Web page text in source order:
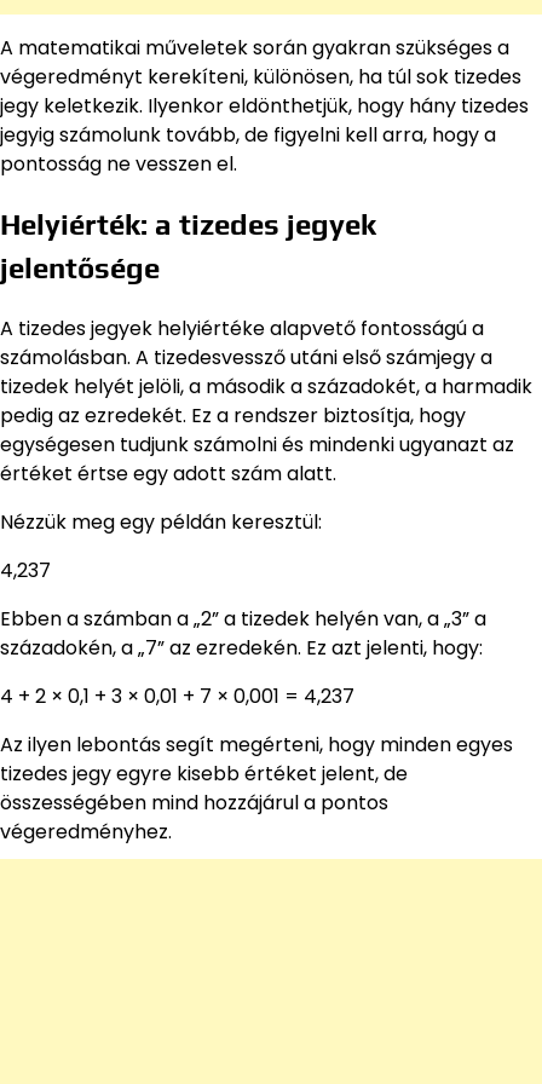
A matematikai műveletek során gyakran szükséges a
végeredményt kerekíteni, különösen, ha túl sok tizedes
jegy keletkezik. Ilyenkor eldönthetjük, hogy hány tizedes
jegyig számolunk tovább, de figyelni kell arra, hogy a
pontosság ne vesszen el.
Helyiérték: a tizedes jegyek
jelentősége
A tizedes jegyek helyiértéke alapvető fontosságú a
számolásban. A tizedesvessző utáni első számjegy a
tizedek helyét jelöli, a második a századokét, a harmadik
pedig az ezredekét. Ez a rendszer biztosítja, hogy
egységesen tudjunk számolni és mindenki ugyanazt az
értéket értse egy adott szám alatt.
Nézzük meg egy példán keresztül:
4,237
Ebben a számban a „2” a tizedek helyén van, a „3” a
századokén, a „7” az ezredekén. Ez azt jelenti, hogy:
4 + 2 × 0,1 + 3 × 0,01 + 7 × 0,001 = 4,237
Az ilyen lebontás segít megérteni, hogy minden egyes
tizedes jegy egyre kisebb értéket jelent, de
összességében mind hozzájárul a pontos
végeredményhez.